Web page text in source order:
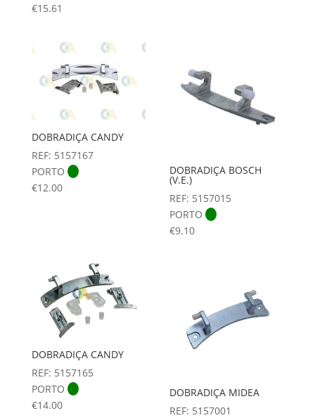
€15.61
DOBRADIÇA CANDY
REF: 5157167
PORTO
€12.00
DOBRADIÇA BOSCH
(V.E.)
REF: 5157015
PORTO
€9.10
DOBRADIÇA CANDY
REF: 5157165
PORTO
€14.00
DOBRADIÇA MIDEA
REF: 5157001